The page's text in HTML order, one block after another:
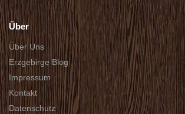
Über
Über Uns
Erzgebirge Blog
Impressum
Kontakt
Datenschutz